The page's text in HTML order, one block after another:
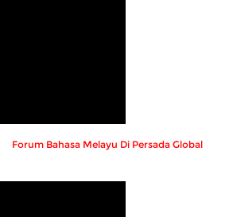
Forum Bahasa Melayu Di Persada Global